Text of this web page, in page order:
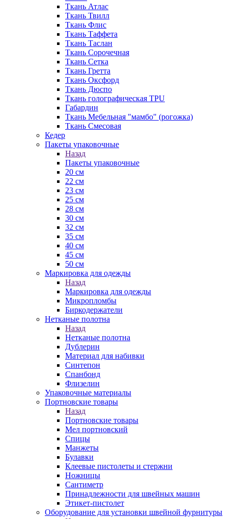
Ткань Атлас
Ткань Твилл
Ткань Флис
Ткань Таффета
Ткань Таслан
Ткань Сорочечная
Ткань Сетка
Ткань Гретта
Ткань Оксфорд
Ткань Дюспо
Ткань голографическая TPU
Габардин
Ткань Мебельная "мамбо" (рогожка)
Ткань Смесовая
Кедер
Пакеты упаковочные
Назад
Пакеты упаковочные
20 см
22 см
23 см
25 см
28 см
30 см
32 см
35 см
40 см
45 см
50 см
Маркировка для одежды
Назад
Маркировка для одежды
Микропломбы
Биркодержатели
Нетканые полотна
Назад
Нетканые полотна
Дублерин
Материал для набивки
Синтепон
Спанбонд
Флизелин
Упаковочные материалы
Портновские товары
Назад
Портновские товары
Мел портновский
Спицы
Манжеты
Булавки
Клеевые пистолеты и стержни
Ножницы
Сантиметр
Принадлежности для швейных машин
Этикет-пистолет
Оборудование для установки швейной фурнитуры